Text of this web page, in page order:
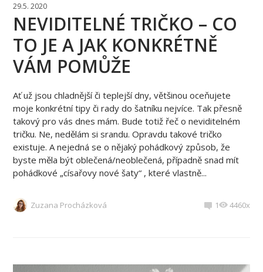
29.5. 2020
NEVIDITELNÉ TRIČKO – CO
TO JE A JAK KONKRÉTNĚ
VÁM POMŮŽE
Ať už jsou chladnější či teplejší dny, většinou oceňujete
moje konkrétní tipy či rady do šatníku nejvíce. Tak přesně
takový pro vás dnes mám. Bude totiž řeč o neviditelném
tričku. Ne, nedělám si srandu. Opravdu takové tričko
existuje. A nejedná se o nějaký pohádkový způsob, že
byste měla být oblečená/neoblečená, případně snad mít
pohádkové „císařovy nové šaty“ , které vlastně...
Zuzana Procházková 1 4460x